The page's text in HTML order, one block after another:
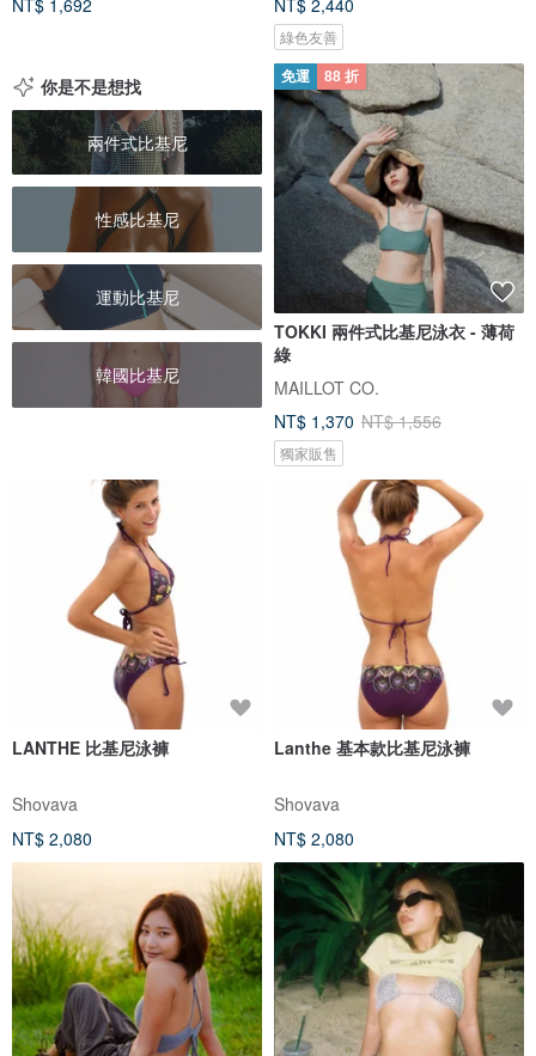
綠色友善
你是不是想找
兩件式比基尼
性感比基尼
運動比基尼
韓國比基尼
免運 88 折
TOKKI 兩件式比基尼泳衣 - 薄荷
綠
MAILLOT CO.
NT$ 1,370 NT$ 1,556
獨家販售
LANTHE 比基尼泳褲
Shovava
NT$ 2,080
Lanthe 基本款比基尼泳褲
Shovava
NT$ 2,080